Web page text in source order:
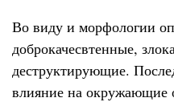
Во виду и морфологии
доброкачесвтенные,
деструктирующие.
влияние на окружающие